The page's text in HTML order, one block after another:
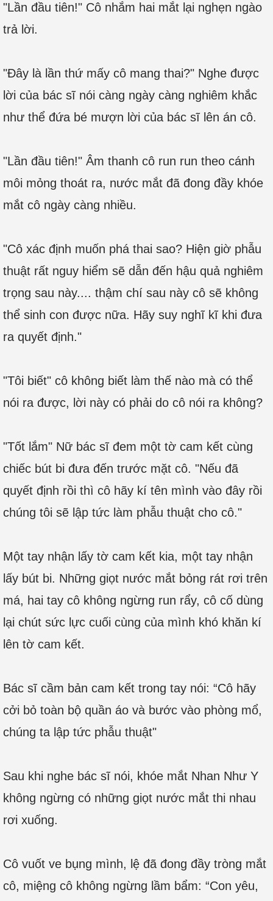
"Lần đầu tiên!" Cô nhắm hai mắt lại nghẹn ngào
trả lời.
"Đây là lần thứ mấy cô mang thai?" Nghe được
lời của bác sĩ nói càng ngày càng nghiêm khắc
như thể đứa bé mượn lời của bác sĩ lên án cô.
"Lần đầu tiên!" Âm thanh cô run run theo cánh
môi mỏng thoát ra, nước mắt đã đong đầy khóe
mắt cô ngày càng nhiều.
"Cô xác định muốn phá thai sao? Hiện giờ phẫu
thuật rất nguy hiểm sẽ dẫn đến hậu quả nghiêm
trọng sau này.... thậm chí sau này cô sẽ không
thể sinh con được nữa. Hãy suy nghĩ kĩ khi đưa
ra quyết định."
"Tôi biết" cô không biết làm thế nào mà có thể
nói ra được, lời này có phải do cô nói ra không?
"Tốt lắm" Nữ bác sĩ đem một tờ cam kết cùng
chiếc bút bi đưa đến trước mặt cô. "Nếu đã
quyết định rồi thì cô hãy kí tên mình vào đây rồi
chúng tôi sẽ lập tức làm phẫu thuật cho cô."
Một tay nhận lấy tờ cam kết kia, một tay nhận
lấy bút bi. Những giọt nước mắt bỏng rát rơi trên
má, hai tay cô không ngừng run rẩy, cô cố dùng
lại chút sức lực cuối cùng của mình khó khăn kí
lên tờ cam kết.
Bác sĩ cầm bản cam kết trong tay nói: “Cô hãy
cởi bỏ toàn bộ quần áo và bước vào phòng mổ,
chúng ta lập tức phẫu thuật"
Sau khi nghe bác sĩ nói, khóe mắt Nhan Như Y
không ngừng có những giọt nước mắt thi nhau
rơi xuống.
Cô vuốt ve bụng mình, lệ đã đong đầy tròng mắt
cô, miệng cô không ngừng lầm bẩm: “Con yêu,